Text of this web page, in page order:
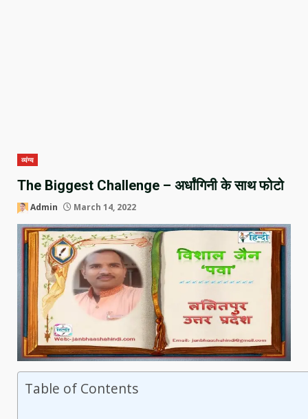
व्यंग्य
The Biggest Challenge – अर्धांगिनी के साथ फोटो
Admin March 14, 2022
Table of Contents